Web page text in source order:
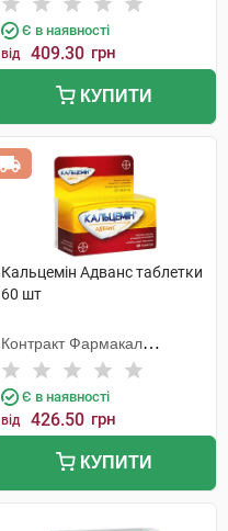
Є в наявності
від 409.30 грн
КУПИТИ
Кальцемін Адванс таблетки
60 шт
Контракт Фармакал
Корпорейшн
Є в наявності
від 426.50 грн
КУПИТИ